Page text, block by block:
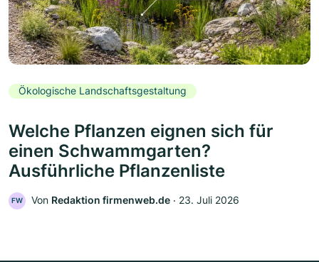
Ökologische Landschaftsgestaltung
Welche Pflanzen eignen sich für
einen Schwammgarten?
Ausführliche Pflanzenliste
FW Von Redaktion firmenweb.de ‧ 23. Juli 2026